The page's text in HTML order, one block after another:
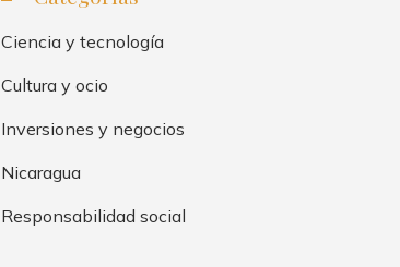
Ciencia y tecnología
Cultura y ocio
Inversiones y negocios
Nicaragua
Responsabilidad social